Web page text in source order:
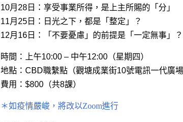
10月28日：享受事業所得，是上主所賜的「分」
11月25日：日光之下，都是「整定」？
12月16日：「不要憂慮」的前提是「一定無事」？
時間：上午10:00 – 中午12:00（星期四）
地點：CBD職繫點（觀塘成業街10號電訊一代廣場
費用：$800（共8課）
＊如疫情嚴峻，將改以Zoom進行